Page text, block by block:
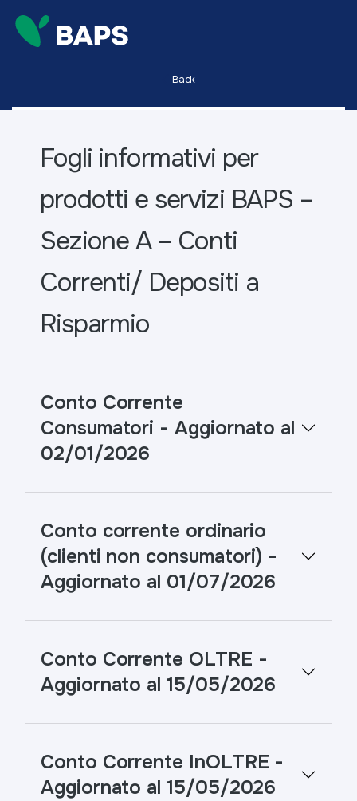
Back
Fogli informativi per
prodotti e servizi BAPS –
Sezione A – Conti
Correnti/ Depositi a
Risparmio
Conto Corrente
Consumatori - Aggiornato al
02/01/2026
Conto corrente ordinario
(clienti non consumatori) -
Aggiornato al 01/07/2026
Conto Corrente OLTRE -
Aggiornato al 15/05/2026
Conto Corrente InOLTRE -
Aggiornato al 15/05/2026